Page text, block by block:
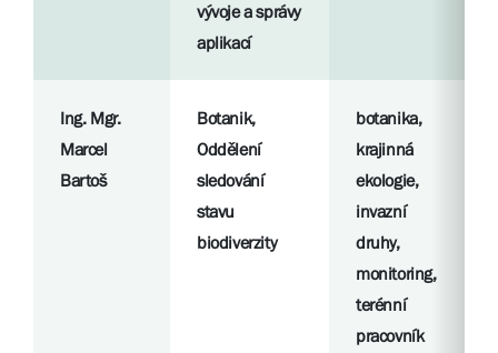
vývoje a správy
aplikací
Ing. Mgr.
Marcel
Bartoš
Botanik,
Oddělení
sledování
stavu
biodiverzity
botanika,
krajinná
ekologie,
invazní
druhy,
monitoring,
terénní
pracovník